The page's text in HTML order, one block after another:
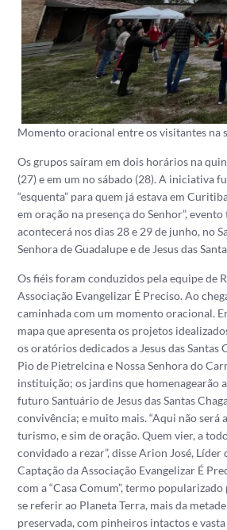
Momento oracional entre os visitantes na
Os grupos saíram em dois horários na
(27) e em um no sábado (28). A iniciativa
“esquenta” para quem já estava em
em oração na presença do Senhor”,
acontecerá nos dias 28 e 29 de junho, no
Senhora de Guadalupe e de Jesus das
Os fiéis foram conduzidos pela equipe de
Associação Evangelizar É Preciso. Ao
caminhada com um momento oracional.
mapa que apresenta os projetos
os oratórios dedicados a Jesus das Santas
Pio de Pietrelcina e Nossa Senhora do
instituição; os jardins que homenagearão
futuro Santuário de Jesus das Santas
convivência; e muito mais. “Aqui não será
turismo, e sim de oração. Quem vier, a
convidado a rezar”, disse Arion José, Líder
Captação da Associação Evangelizar É
com a “Casa Comum”, termo
se referir ao Planeta Terra, mais da
preservada, com pinheiros intactos e